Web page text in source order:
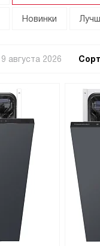
Новинки
9 августа 2026